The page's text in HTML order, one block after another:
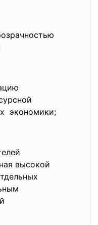
экономики;
высокой